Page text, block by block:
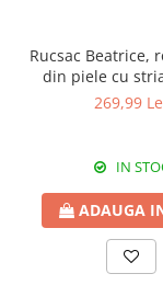
Rucsac Beatrice,
din piele cu
269,99
IN
ADAUGA